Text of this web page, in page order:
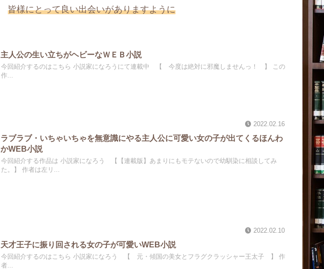
皆様にとって良い出会いがありますように
主人公の生い立ちがヘビーなＷＥＢ小説
今回紹介するのはこちら 小説家になろうにて連載中 【 今度は絶対に邪魔しませんっ！ 】 この
作...
2022.02.16
ラブラブ・いちゃいちゃを無意識にやる主人公に可愛い女の子が出てくるほんわ
かWEB小説
今回紹介する作品は 小説家になろう 【【連載版】あまりにもモテないので幼馴染に相談してみ
た。】 作者は左リ...
2022.02.10
天才王子に振り回される女の子が可愛いWEB小説
今回紹介するのはこちら 小説家になろう 【 元・傾国の美女とフラグクラッシャー王太子 】 作
者...